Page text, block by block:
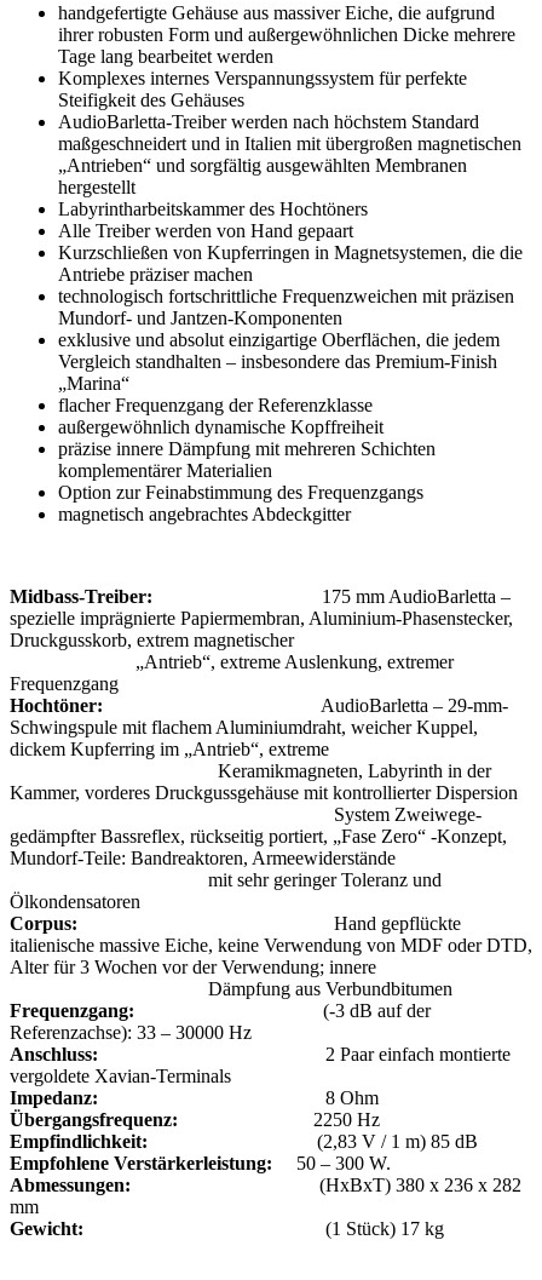
handgefertigte Gehäuse aus massiver Eiche, die aufgrund
ihrer robusten Form und außergewöhnlichen Dicke mehrere
Tage lang bearbeitet werden
Komplexes internes Verspannungssystem für perfekte
Steifigkeit des Gehäuses
AudioBarletta-Treiber werden nach höchstem Standard
maßgeschneidert und in Italien mit übergroßen magnetischen
„Antrieben“ und sorgfältig ausgewählten Membranen
hergestellt
Labyrintharbeitskammer des Hochtöners
Alle Treiber werden von Hand gepaart
Kurzschließen von Kupferringen in Magnetsystemen, die die
Antriebe präziser machen
technologisch fortschrittliche Frequenzweichen mit präzisen
Mundorf- und Jantzen-Komponenten
exklusive und absolut einzigartige Oberflächen, die jedem
Vergleich standhalten – insbesondere das Premium-Finish
„Marina“
flacher Frequenzgang der Referenzklasse
außergewöhnlich dynamische Kopffreiheit
präzise innere Dämpfung mit mehreren Schichten
komplementärer Materialien
Option zur Feinabstimmung des Frequenzgangs
magnetisch angebrachtes Abdeckgitter
Midbass-Treiber: 175 mm AudioBarletta –
spezielle imprägnierte Papiermembran, Aluminium-Phasenstecker,
Druckgusskorb, extrem magnetischer
„Antrieb“, extreme Auslenkung, extremer
Frequenzgang
Hochtöner:
AudioBarletta – 29-mm-
Schwingspule mit flachem Aluminiumdraht, weicher Kuppel,
dickem Kupferring im „Antrieb“, extreme
Keramikmagneten, Labyrinth in der
Kammer, vorderes Druckgussgehäuse mit kontrollierter Dispersion
System Zweiwege-
gedämpfter Bassreflex, rückseitig portiert, „Fase Zero“ -Konzept,
Mundorf-Teile: Bandreaktoren, Armeewiderstände
mit sehr geringer Toleranz und
Ölkondensatoren
Corpus: Hand gepflückte
italienische massive Eiche, keine Verwendung von MDF oder DTD,
Alter für 3 Wochen vor der Verwendung; innere
Dämpfung aus Verbundbitumen
Frequenzgang: (-3 dB auf der
Referenzachse): 33 – 30000 Hz
Anschluss: 2 Paar einfach montierte
vergoldete Xavian-Terminals
Impedanz:
8 Ohm
Übergangsfrequenz: 2250 Hz
Empfindlichkeit:
(2,83 V / 1 m) 85 dB
Empfohlene Verstärkerleistung:
50 – 300 W.
Abmessungen: (HxBxT) 380 x 236 x 282
mm
Gewicht: (1 Stück) 17 kg